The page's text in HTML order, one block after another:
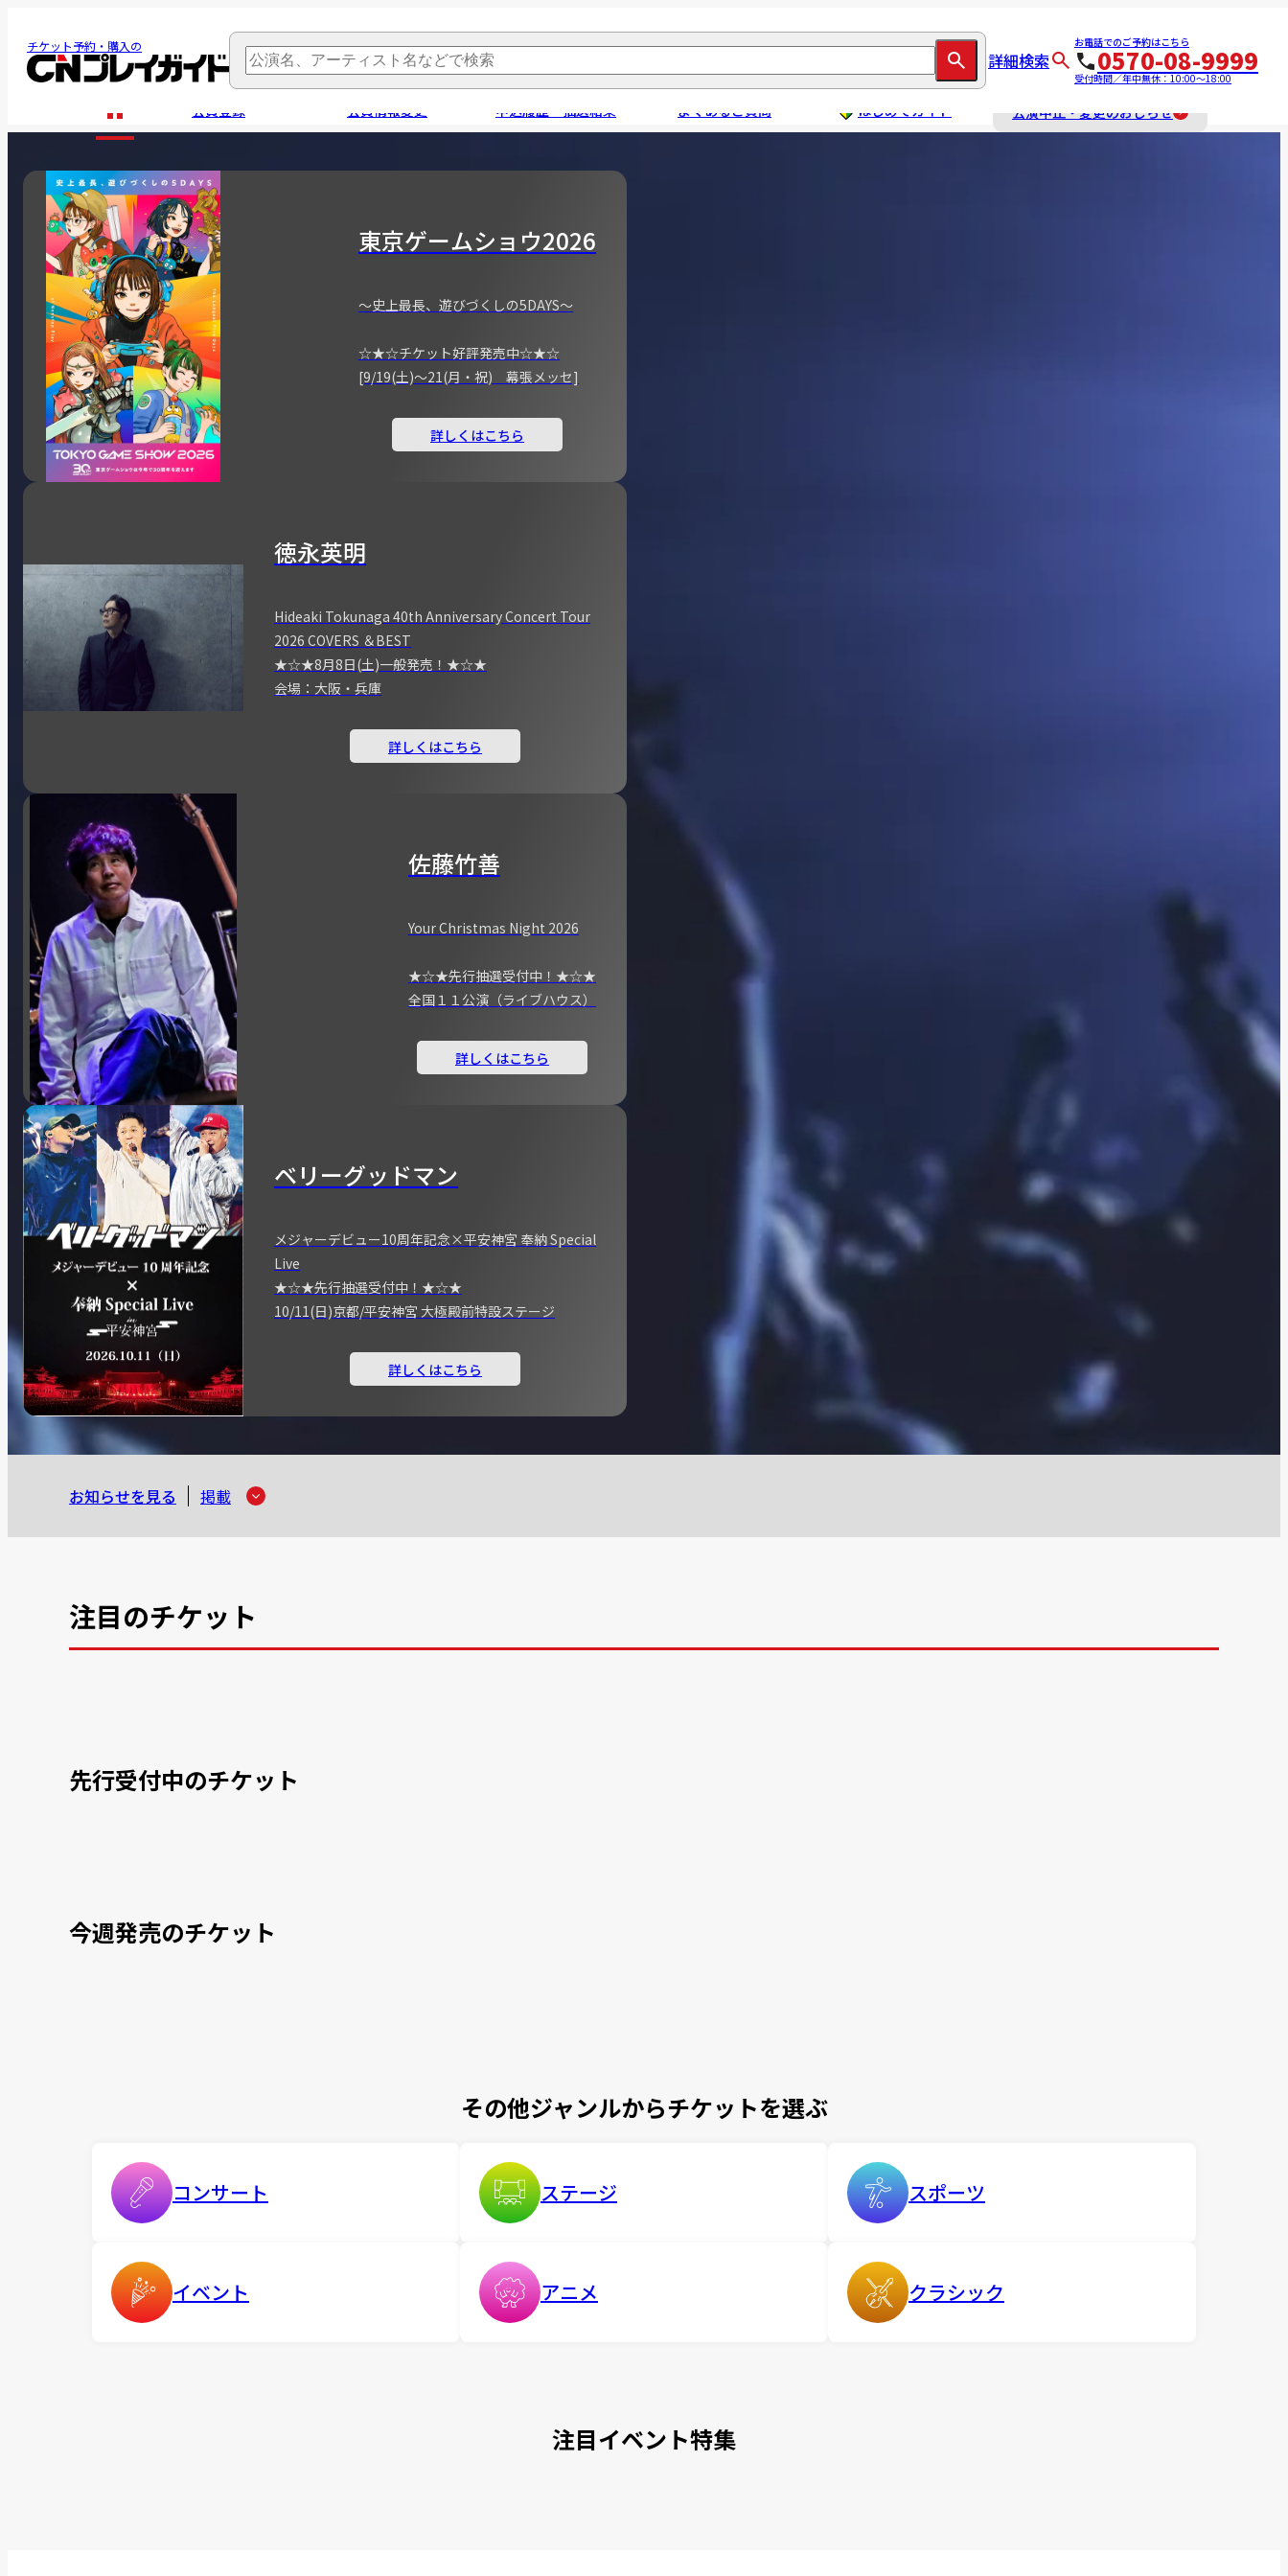
チケット予約・購入の
詳細検索
お電話でのご予約はこちら
0570-08-9999
受付時間／年中無休：10:00～18:00
会員登録 会員情報変更 申込履歴・抽選結果 よくあるご質問 はじめてガイド 公演中止・変更のおしらせ
東京ゲームショウ2026
～史上最長、遊びづくしの5DAYS～
☆★☆チケット好評発売中☆★☆
[9/19(土)～21(月・祝) 幕張メッセ]
詳しくはこちら
徳永英明
Hideaki Tokunaga 40th Anniversary Concert Tour
2026 COVERS ＆BEST
★☆★8月8日(土)一般発売！★☆★
会場：大阪・兵庫
詳しくはこちら
佐藤竹善
Your Christmas Night 2026
★☆★先行抽選受付中！★☆★
全国１１公演（ライブハウス）
詳しくはこちら
ベリーグッドマン
メジャーデビュー10周年記念×平安神宮 奉納 Special
Live
★☆★先行抽選受付中！★☆★
10/11(日)京都/平安神宮 大極殿前特設ステージ
詳しくはこちら
お知らせを見る 掲載
注目のチケット
先行受付中のチケット
今週発売のチケット
その他ジャンルからチケットを選ぶ
コンサート ステージ スポーツ
イベント アニメ クラシック
注目イベント特集